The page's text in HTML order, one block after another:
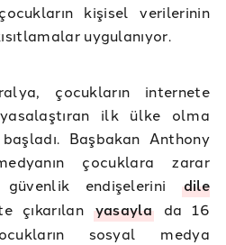
kişisel verilerinin
uygulanıyor.
çocukların internete
yasalaştıran ilk ülke olma
Başbakan Anthony
çocuklara zarar
endişelerini dile
çıkarılan yasayla da 16
sosyal medya